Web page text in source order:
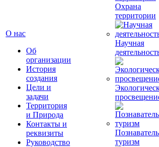
О нас
Об
организации
История
создания
Цели и
задачи
Территория
и Природа
Контакты и
реквизиты
Руководство
Охрана
территории
Научная
туризм